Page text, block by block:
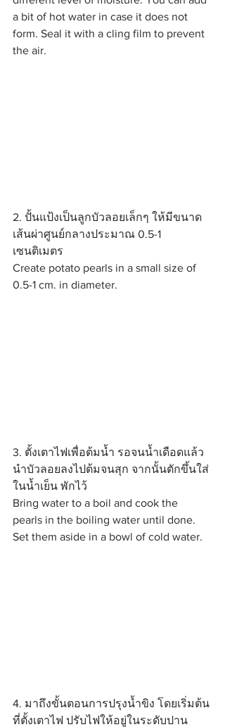
a bit of hot water in case it does not
form. Seal it with a cling film to prevent
the air.
2. ปั้นแป้งเป็นลูกบัวลอยเล็กๆ ให้มีขนาด
เส้นผ่าศูนย์กลางประมาณ 0.5-1
เซนติเมตร
Create potato pearls in a small size of
0.5-1 cm. in diameter.
3. ตั้งเตาไฟเพื่อต้มน้ำ รอจนน้ำเดือดแล้ว
นำบัวลอยลงไปต้มจนสุก จากนั้นตักขึ้นใส่
ในน้ำเย็น พักไว้
Bring water to a boil and cook the
pearls in the boiling water until done.
Set them aside in a bowl of cold water.
4. มาถึงขั้นตอนการปรุงน้ำขิง โดยเริ่มต้น
ที่ตั้งเตาไฟ ปรับไฟให้อยู่ในระดับปาน